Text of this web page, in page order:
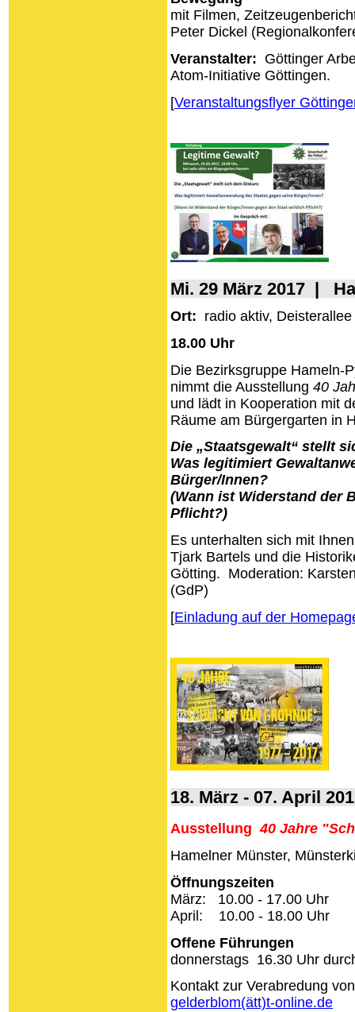
mit Filmen,
Peter Dickel
Veranstalter: Göttinger
Atom-Initiative Göttingen.
[Veranstaltungsflyer
Mi. 29 März 2017 |
Ort: radio aktiv,
18.00 Uhr
Die Bezirksgruppe Hameln-
nimmt die Ausstellung 40
und lädt in Kooperation mit
Räume am Bürgergarten in
Die „Staatsgewalt“ stellt
Was legitimiert
Bürger/Innen?
(Wann ist Widerstand der
Pflicht?)
Es unterhalten sich mit
Tjark Bartels und die
Götting. Moderation:
(GdP)
[Einladung auf der
18. März - 07. April
Ausstellung40 Jahre "
Hamelner Münster,
Öffnungszeiten
März: 10.00 - 17.00 Uhr
April: 10.00 - 18.00 Uhr
Offene Führungen
donnerstags 16.30 Uhr
Kontakt zur Verabredung
gelderblom(ätt)t-online.de